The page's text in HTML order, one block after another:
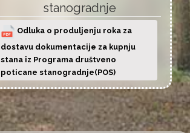
stanogradnje
Odluka o produljenju roka za
dostavu dokumentacije za kupnju
stana iz Programa društveno
poticane stanogradnje(POS)